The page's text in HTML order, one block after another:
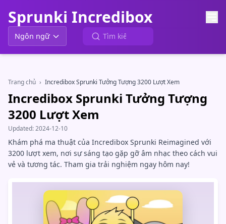
Sprunki Incredibox
Ngôn ngữ
Trang chủ › Incredibox Sprunki Tưởng Tượng 3200 Lượt Xem
Incredibox Sprunki Tưởng Tượng
3200 Lượt Xem
Updated:2024-12-10
Khám phá ma thuật của Incredibox Sprunki Reimagined với
3200 lượt xem, nơi sự sáng tạo gặp gỡ âm nhạc theo cách vui
vẻ và tương tác. Tham gia trải nghiệm ngay hôm nay!